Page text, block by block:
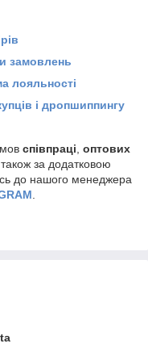
замовлень
лояльності
і дропшиппингу
співпраці оптових
також за додатковою
до нашого менеджера